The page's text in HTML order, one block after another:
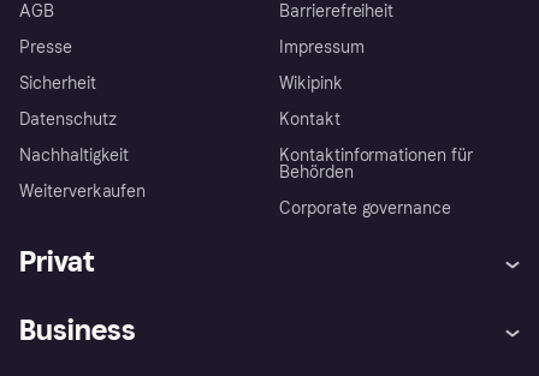
AGB
Presse
Sicherheit
Datenschutz
Nachhaltigkeit
Weiterverkaufen
Barrierefreiheit
Impressum
Wikipink
Kontakt
Kontaktinformationen für
Behörden
Corporate governance
Privat
Business